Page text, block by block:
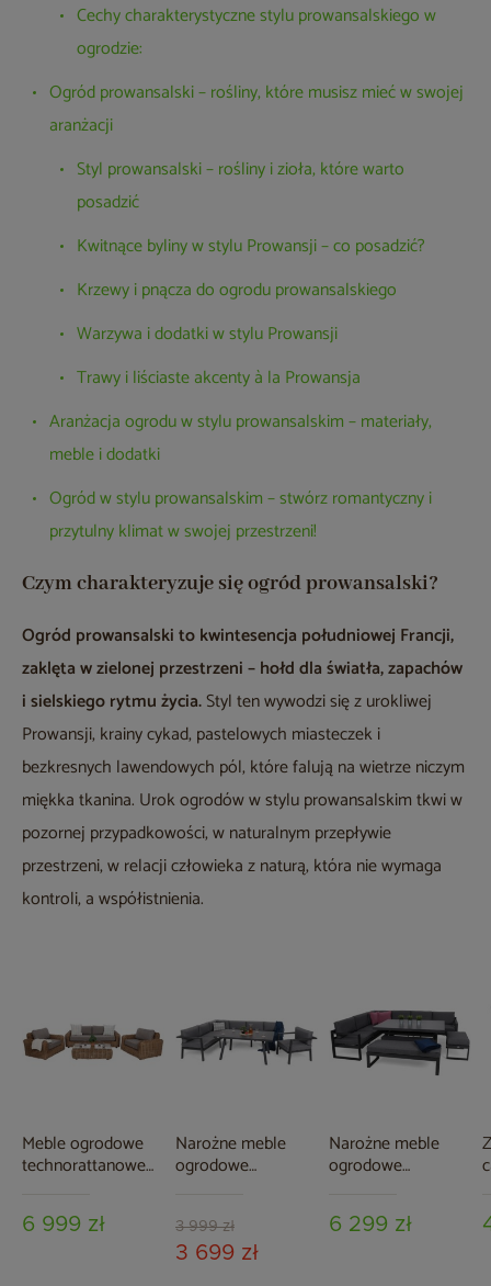
Cechy charakterystyczne stylu prowansalskiego w
ogrodzie:
Ogród prowansalski – rośliny, które musisz mieć w swojej
aranżacji
Styl prowansalski – rośliny i zioła, które warto
posadzić
Kwitnące byliny w stylu Prowansji – co posadzić?
Krzewy i pnącza do ogrodu prowansalskiego
Warzywa i dodatki w stylu Prowansji
Trawy i liściaste akcenty à la Prowansja
Aranżacja ogrodu w stylu prowansalskim – materiały,
meble i dodatki
Ogród w stylu prowansalskim – stwórz romantyczny i
przytulny klimat w swojej przestrzeni!
Czym charakteryzuje się ogród prowansalski?
Ogród prowansalski to kwintesencja południowej Francji,
zaklęta w zielonej przestrzeni – hołd dla światła, zapachów
i sielskiego rytmu życia.Styl ten wywodzi się z urokliwej
Prowansji, krainy cykad, pastelowych miasteczek i
bezkresnych lawendowych pól, które falują na wietrze niczym
miękka tkanina. Urok ogrodów w stylu prowansalskim tkwi w
pozornej przypadkowości, w naturalnym przepływie
przestrzeni, w relacji człowieka z naturą, która nie wymaga
kontroli, a współistnienia.
Meble ogrodowe
technorattanowe
Taupe Melange
6 999 zł
Narożne meble
ogrodowe
Grey
3 999 zł
3 699 zł
Narożne meble
ogrodowe
Grey / Grey
Melange
6 299 zł